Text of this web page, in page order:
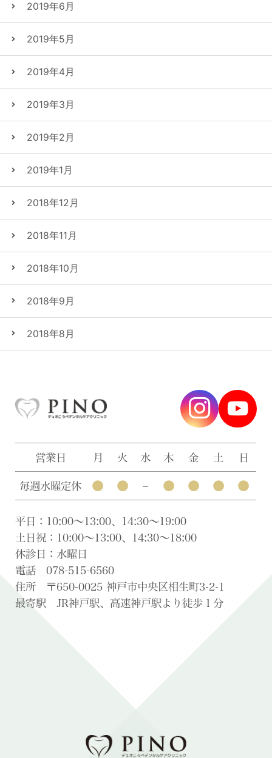
2019年6月
2019年5月
2019年4月
2019年3月
2019年2月
2019年1月
2018年12月
2018年11月
2018年10月
2018年9月
2018年8月
営業日 月 火 水 木 金 土 日
毎週水曜定休 ● ● – ● ● ● ●
平日：10:00〜13:00、14:30〜19:00
土日祝：10:00〜13:00、14:30〜18:00
休診日：水曜日
電話 078-515-6560
住所 〒650-0025 神戸市中央区相生町3-2-1
最寄駅 JR神戸駅、高速神戸駅より徒歩１分